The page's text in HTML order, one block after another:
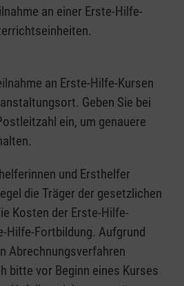
an einer Erste-Hilfe-
an Erste-Hilfe-Kursen
Geben Sie bei
ein, um genauere
und Ersthelfer
die Träger der gesetzlichen
Kosten der Erste-Hilfe-
Hilfe-Fortbildung. Aufgrund
Abrechnungsverfahren
bitte vor Beginn eines Kurses